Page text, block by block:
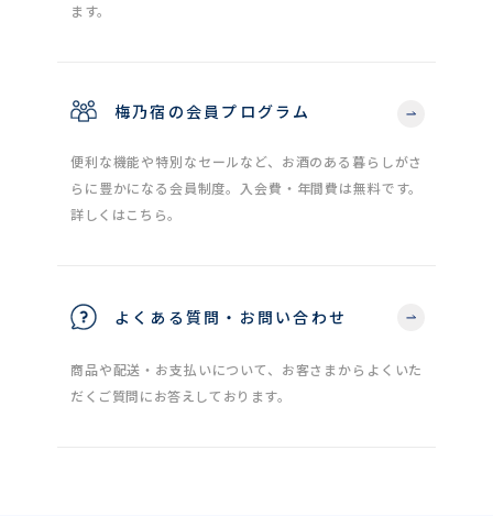
ます。
梅乃宿の会員プログラム
便利な機能や特別なセールなど、お酒のある暮らしがさ
らに豊かになる会員制度。入会費・年間費は無料です。
詳しくはこちら。
よくある質問・お問い合わせ
商品や配送・お支払いについて、お客さまからよくいた
だくご質問にお答えしております。